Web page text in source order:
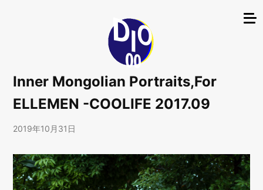
Inner Mongolian Portraits,For
ELLEMEN -COOLIFE 2017.09
2019年10月31日